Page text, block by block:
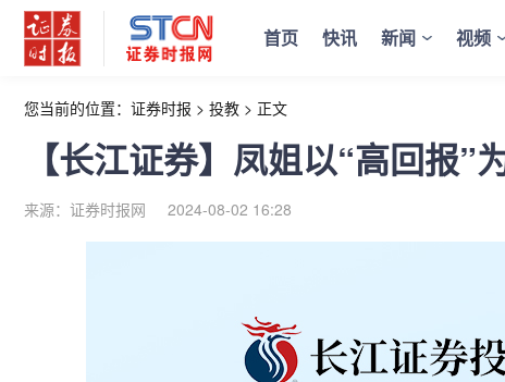
首页 快讯 新闻 视频
您当前的位置： 证券时报 > 投教 > 正文
【长江证券】凤姐以“高回报
来源：证券时报网 2024-08-02 16:28